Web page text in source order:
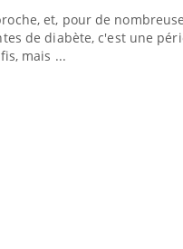
et, pour de
de diabète, c'est une
mais ...